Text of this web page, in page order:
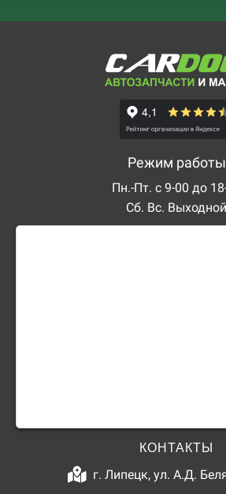
Режим работы
Пн.-Пт. с 9-00 до
Сб. Вс. Выходной
КОНТАКТЫ
г. Липецк, ул. А.Д.